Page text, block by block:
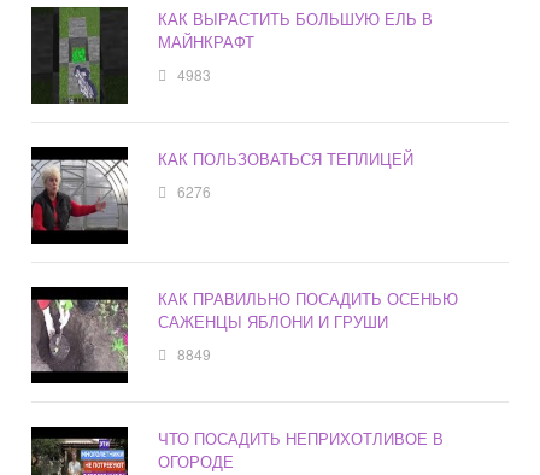
КАК ВЫРАСТИТЬ БОЛЬШУЮ ЕЛЬ В
МАЙНКРАФТ
4983
КАК ПОЛЬЗОВАТЬСЯ ТЕПЛИЦЕЙ
6276
КАК ПРАВИЛЬНО ПОСАДИТЬ ОСЕНЬЮ
САЖЕНЦЫ ЯБЛОНИ И ГРУШИ
8849
ЧТО ПОСАДИТЬ НЕПРИХОТЛИВОЕ В
ОГОРОДЕ